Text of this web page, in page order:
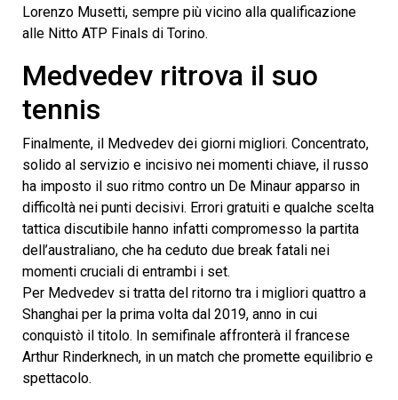
Lorenzo Musetti, sempre più vicino alla qualificazione
alle Nitto ATP Finals di Torino.
Medvedev ritrova il suo
tennis
Finalmente, il Medvedev dei giorni migliori. Concentrato,
solido al servizio e incisivo nei momenti chiave, il russo
ha imposto il suo ritmo contro un De Minaur apparso in
difficoltà nei punti decisivi. Errori gratuiti e qualche scelta
tattica discutibile hanno infatti compromesso la partita
dell’australiano, che ha ceduto due break fatali nei
momenti cruciali di entrambi i set.
Per Medvedev si tratta del ritorno tra i migliori quattro a
Shanghai per la prima volta dal 2019, anno in cui
conquistò il titolo. In semifinale affronterà il francese
Arthur Rinderknech, in un match che promette equilibrio e
spettacolo.